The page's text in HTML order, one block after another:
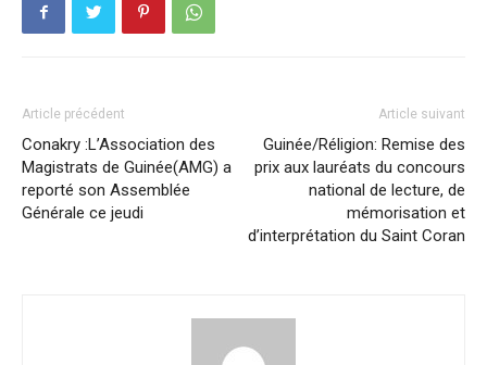
Article précédent
Conakry :L’Association des
Magistrats de Guinée(AMG) a
reporté son Assemblée
Générale ce jeudi
Article suivant
Guinée/Réligion: Remise des
prix aux lauréats du concours
national de lecture, de
mémorisation et
d’interprétation du Saint Coran